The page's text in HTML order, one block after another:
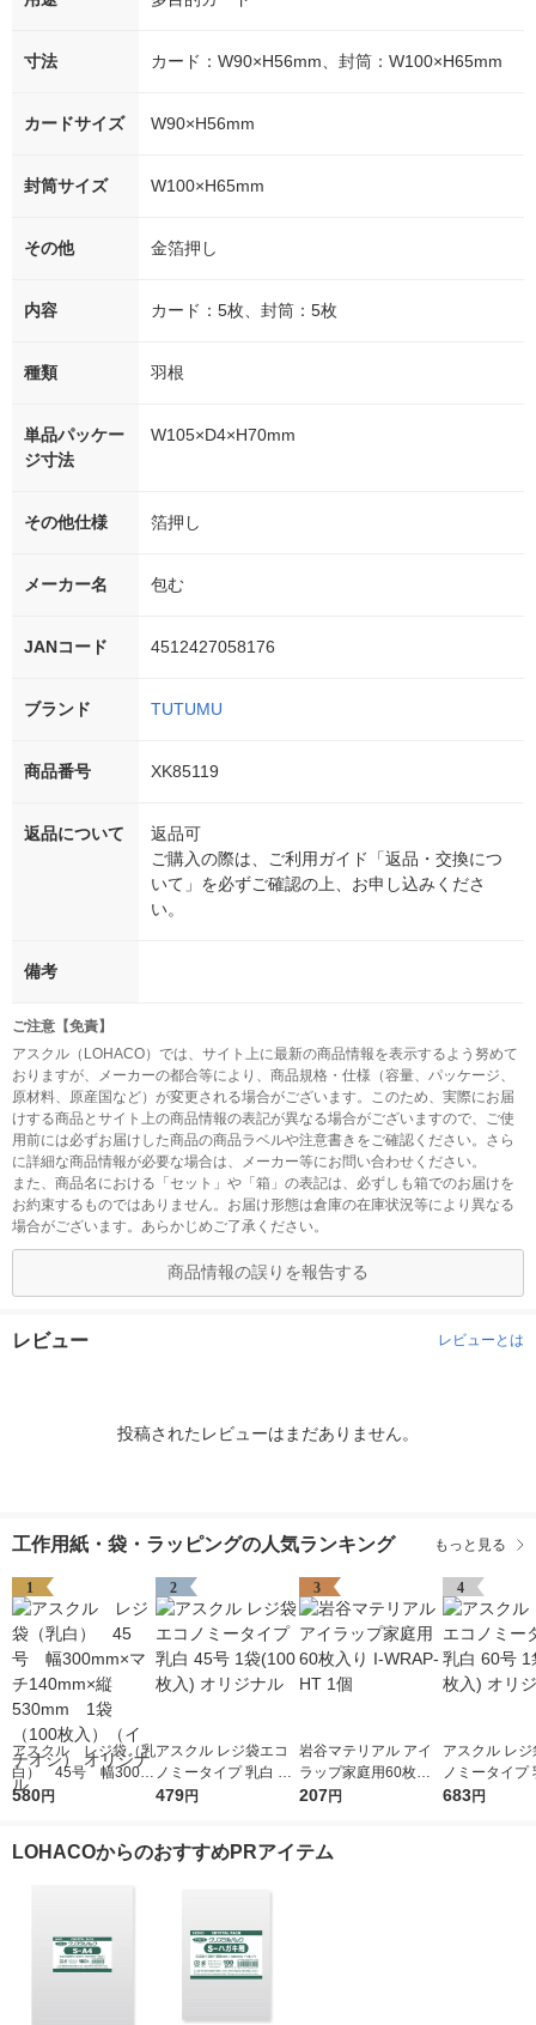
寸法 カード：W90×H56mm、封筒：W100×H65mm
カードサイズ W90×H56mm
封筒サイズ W100×H65mm
その他 金箔押し
内容 カード：5枚、封筒：5枚
種類 羽根
単品パッケー
ジ寸法
W105×D4×H70mm
その他仕様 箔押し
メーカー名 包む
JANコード 4512427058176
ブランド TUTUMU
商品番号 XK85119
返品について
返品可
ご購入の際は、ご利用ガイド「返品・交換につ
いて」を必ずご確認の上、お申し込みくださ
い。
備考
ご注意【免責】
アスクル（LOHACO）では、サイト上に最新の商品情報を表示するよう努めて
おりますが、メーカーの都合等により、商品規格・仕様（容量、パッケージ、
原材料、原産国など）が変更される場合がございます。このため、実際にお届
けする商品とサイト上の商品情報の表記が異なる場合がございますので、ご使
用前には必ずお届けした商品の商品ラベルや注意書きをご確認ください。さら
に詳細な商品情報が必要な場合は、メーカー等にお問い合わせください。
また、商品名における「セット」や「箱」の表記は、必ずしも箱でのお届けを
お約束するものではありません。お届け形態は倉庫の在庫状況等により異なる
場合がございます。あらかじめご了承ください。
商品情報の誤りを報告する
レビュー レビューとは
投稿されたレビューはまだありません。
工作用紙・袋・ラッピングの人気ランキング もっと見る
1
アスクル レジ袋（乳
白） 45号 幅300m
m×マチ140mm×縦53
リジナル
580円
2
アスクル レジ袋エコ
ノミータイプ 乳白 45
号 1袋(100枚入) オリ
479円
3
岩谷マテリアル アイ
ラップ家庭用60枚入
り I-WRAP-HT 1個
207円
4
アスクル レ
ノミータイプ
号 1袋(100枚
683円
LOHACOからのおすすめPRアイテム